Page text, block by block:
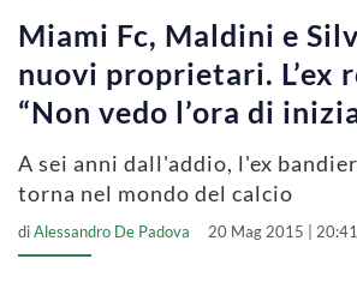
Miami Fc, Maldini e
nuovi proprietari. L’ex
“Non vedo l’ora di
A sei anni dall'addio, l'ex
torna nel mondo del calcio
diAlessandro De Padova 20 Mag 2015 | 20:41